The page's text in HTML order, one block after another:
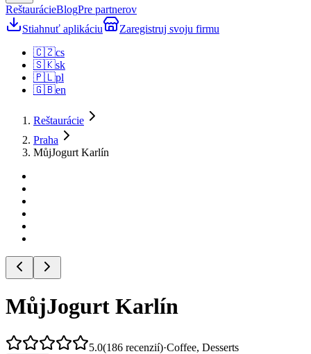
ReštaurácieBlogPre partnerov
Stiahnuť aplikáciu
Zaregistruj svoju firmu
🇨🇿cs
🇸🇰sk
🇵🇱pl
🇬🇧en
Reštaurácie
Praha
MůjJogurt Karlín
MůjJogurt Karlín
5.0(186 recenzií)·Coffee, Desserts